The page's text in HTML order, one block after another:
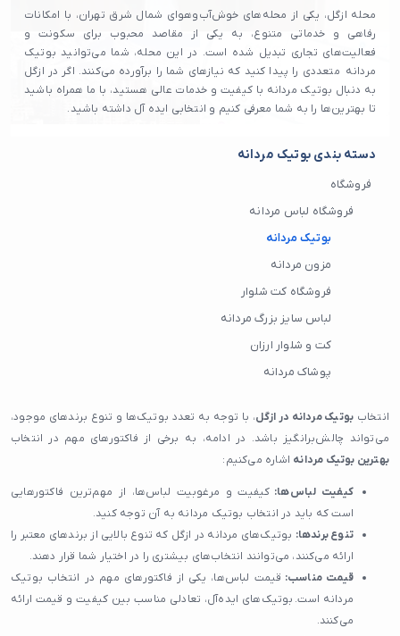
محله ازگل، یکی از محله‌های خوش‌آب‌وهوای شمال شرق تهران، با امکانات
رفاهی و خدماتی متنوع، به یکی از مقاصد محبوب برای سکونت و
فعالیت‌های تجاری تبدیل شده است. در این محله، شما می‌توانید بوتیک
مردانه متعددی را پیدا کنید که نیازهای شما را برآورده می‌کنند. اگر در ازگل
به دنبال بوتیک مردانه با کیفیت و خدمات عالی هستید، با ما همراه باشید
تا بهترین‌ها را به شما معرفی کنیم و انتخابی ایده آل داشته باشید.
دسته بندی بوتیک مردانه
فروشگاه
فروشگاه لباس مردانه
بوتیک مردانه
مزون مردانه
فروشگاه کت شلوار
لباس سایز بزرگ مردانه
کت و شلوار ارزان
پوشاک مردانه
انتخاب بوتیک مردانه در ازگل، با توجه به تعدد بوتیک‌ها و تنوع برندهای موجود،
می‌تواند چالش‌برانگیز باشد. در ادامه، به برخی از فاکتورهای مهم در انتخاب
بهترین بوتیک مردانه اشاره می‌کنیم:
کیفیت لباس‌ها: کیفیت و مرغوبیت لباس‌ها، از مهم‌ترین فاکتورهایی
است که باید در انتخاب بوتیک مردانه به آن توجه کنید.
تنوع برندها: بوتیک‌های مردانه‌ در ازگل که تنوع بالایی از برندهای معتبر را
ارائه می‌کنند، می‌توانند انتخاب‌های بیشتری را در اختیار شما قرار دهند.
قیمت مناسب: قیمت لباس‌ها، یکی از فاکتورهای مهم در انتخاب بوتیک
مردانه است. بوتیک‌های ایده‌آل، تعادلی مناسب بین کیفیت و قیمت ارائه
می‌کنند.